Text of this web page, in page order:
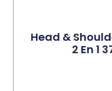
Head &
2 En 1